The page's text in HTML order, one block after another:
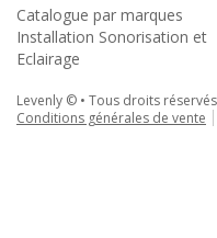
Catalogue par marques
Installation Sonorisation et
Eclairage
Levenly © • Tous droits
Conditions générales de vente